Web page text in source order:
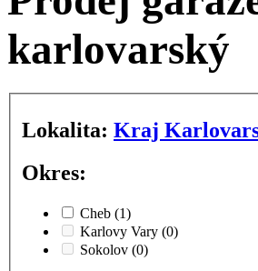
karlovarský
Lokalita:
Kraj
Okres:
Cheb (1)
Karlovy Vary (0)
Sokolov (0)